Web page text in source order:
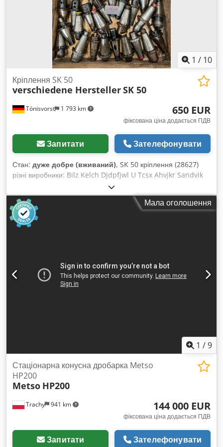
1 / 10
Tönisvorst 1 793 km
Кріплення SK 50
verschiedene HerstellerSK 50
650 EUR
фіксована ціна додається ПДВ
Запитати Зателефонувати
Стан: дуже добре (вживаний), SK 50 кріплення (28627)
різні виробники: Bilz Kelch Djdpfjwl U Tcsx Ahvjkr Sandvik
Мала оголошення
1 /9
Trachy 941 km
Стаціонарна конусна дробарка Metso
HP200
Metso HP200
144 000 EUR
фіксована ціна додається ПДВ
Запитати Зателефонувати